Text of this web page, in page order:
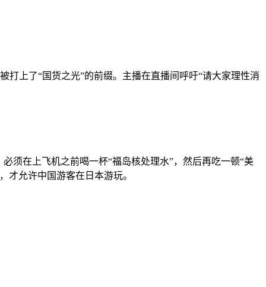
打上了“国货之光”的前缀。主播在直播间呼吁“请大家理性消
须在上飞机之前喝一杯“福岛核处理水”，然后再吃一顿“美
才允许中国游客在日本游玩。